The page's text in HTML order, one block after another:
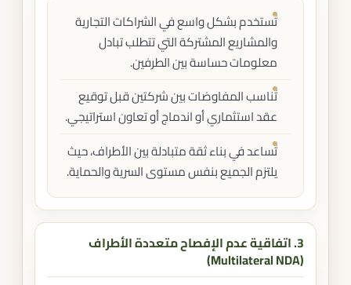
تُستخدم بشكل واسع في الشراكات التجارية
والمشاريع المشتركة التي تتطلب تبادل
معلومات حساسة بين الطرفين.
تُناسب المفاوضات بين شركتين قبل توقيع
عقد استثماري أو اندماج أو تعاون استراتيجي.
تُساعد في بناء ثقة متبادلة بين الأطراف، حيث
يلتزم الجميع بنفس مستوى السرية والحماية.
3. اتفاقية عدم الإفصاح متعددة الأطراف
(Multilateral NDA)